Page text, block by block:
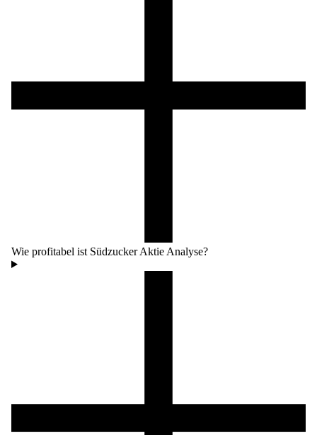
Wie profitabel ist Südzucker Aktie Analyse?